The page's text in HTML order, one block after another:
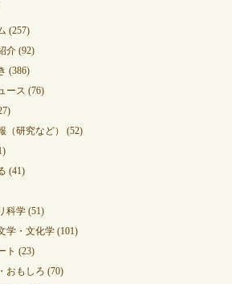
(257)
介(92)
(386)
ース (76)
（研究など）
(52)
(41)
科学(51)
学・文化学(101)
ト (23)
おもしろ (70)